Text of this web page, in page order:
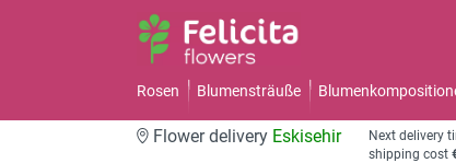
Rosen Blumensträuße
Flower delivery Eskisehir
Next delivery
shipping cost